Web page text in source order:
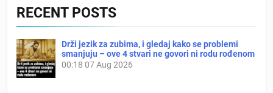
RECENT POSTS
Drži jezik za zubima, i gledaj kako se problemi
smanjuju – ove 4 stvari ne govori ni rodu rođenom
00:18 07 Aug 2026